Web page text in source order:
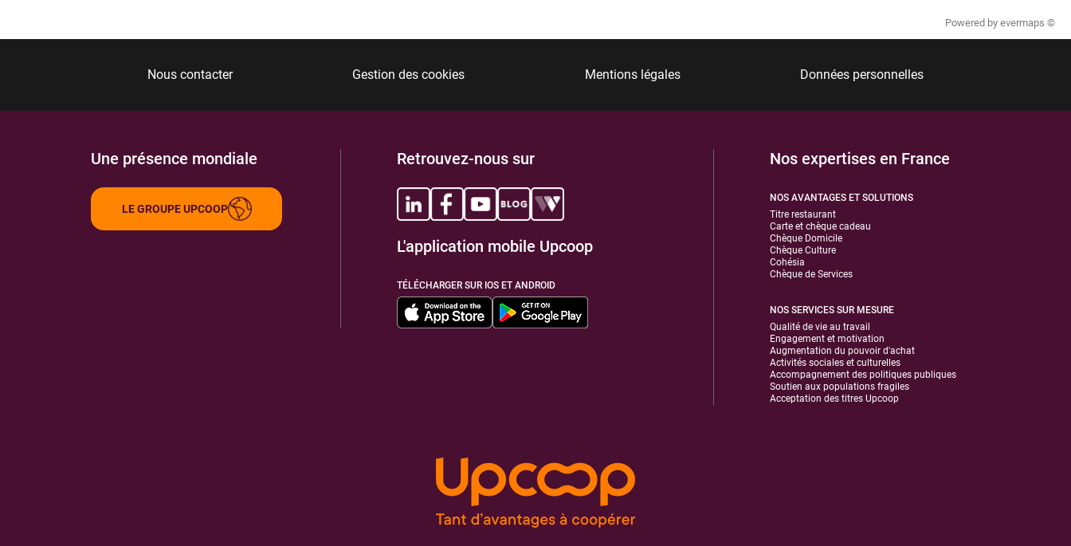
Powered by evermaps ©
Nous contacter Gestion des cookies Mentions légales Données personnelles
Une présence mondiale
LE GROUPE UPCOOP
Retrouvez-nous sur
L'application mobile Upcoop
TÉLÉCHARGER SUR IOS ET ANDROID
Nos expertises en France
NOS AVANTAGES ET SOLUTIONS
Titre restaurant
Carte et chèque cadeau
Chèque Domicile
Chèque Culture
Cohésia
Chèque de Services
NOS SERVICES SUR MESURE
Qualité de vie au travail
Engagement et motivation
Augmentation du pouvoir d'achat
Activités sociales et culturelles
Accompagnement des politiques publiques
Soutien aux populations fragiles
Acceptation des titres Upcoop